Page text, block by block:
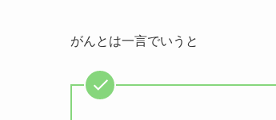
がんとは一言でいうと